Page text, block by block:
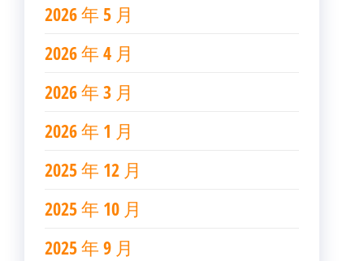
2026 年 5 月
2026 年 4 月
2026 年 3 月
2026 年 1 月
2025 年 12 月
2025 年 10 月
2025 年 9 月